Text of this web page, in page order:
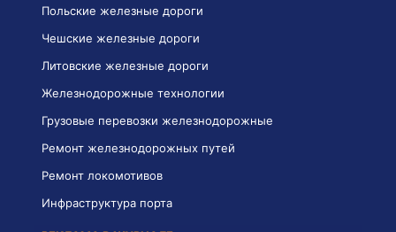
Польские железные дороги
Чешские железные дороги
Литовские железные дороги
Железнодорожные технологии
Грузовые перевозки железнодорожные
Ремонт железнодорожных путей
Ремонт локомотивов
Инфраструктура порта